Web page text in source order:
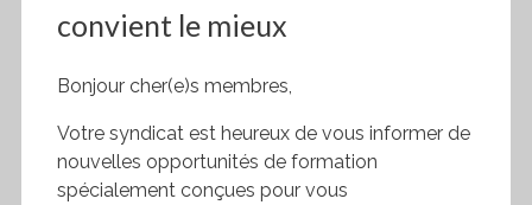
convient le mieux
Bonjour cher(e)s membres,
Votre syndicat est heureux de vous informer de
nouvelles opportunités de formation
spécialement conçues pour vous